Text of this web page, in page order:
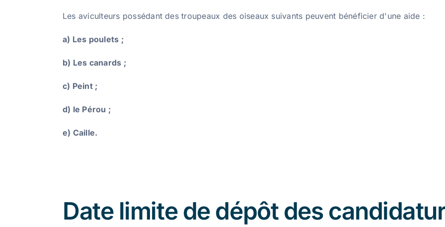
Les aviculteurs possédant des troupeaux des oiseaux suivants peuvent bénéficier d'une aide :
a) Les poulets ;
b) Les canards ;
c) Peint ;
d) le Pérou ;
e) Caille.
Date limite de dépôt des